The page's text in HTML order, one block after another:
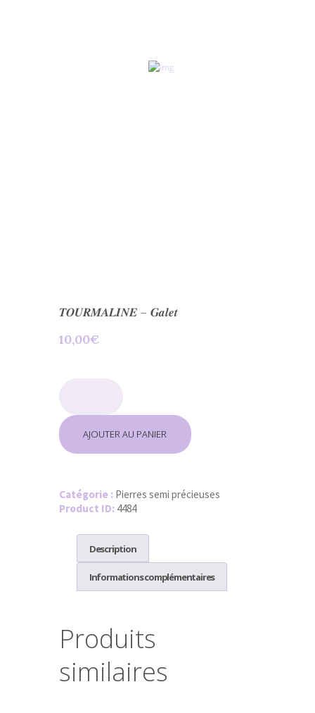
𝑻𝑶𝑼𝑹𝑴𝑨𝑳𝑰𝑵𝑬 – 𝑮𝒂𝒍𝒆𝒕
10,00€
𝑮𝒂𝒍𝒆𝒕
AJOUTER AU PANIER
Catégorie : Pierres semi précieuses
Product ID: 4484
Description
Informations complémentaires
Produits
similaires